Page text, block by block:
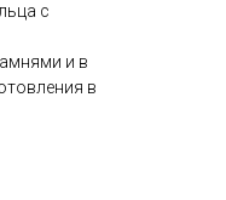
с
и в
в